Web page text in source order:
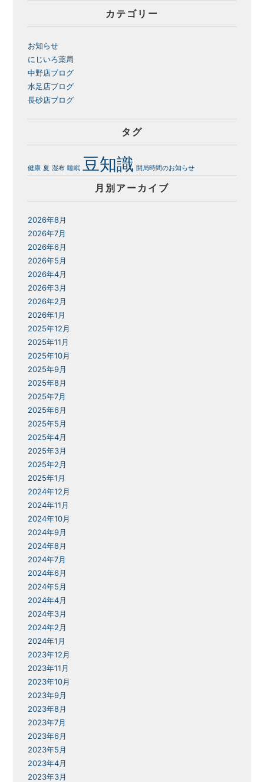
カテゴリー
お知らせ
にじいろ薬局
中野店ブログ
水足店ブログ
長砂店ブログ
タグ
健康 夏 湿布 睡眠 豆知識 開局時間のお知らせ
月別アーカイブ
2026年8月
2026年7月
2026年6月
2026年5月
2026年4月
2026年3月
2026年2月
2026年1月
2025年12月
2025年11月
2025年10月
2025年9月
2025年8月
2025年7月
2025年6月
2025年5月
2025年4月
2025年3月
2025年2月
2025年1月
2024年12月
2024年11月
2024年10月
2024年9月
2024年8月
2024年7月
2024年6月
2024年5月
2024年4月
2024年3月
2024年2月
2024年1月
2023年12月
2023年11月
2023年10月
2023年9月
2023年8月
2023年7月
2023年6月
2023年5月
2023年4月
2023年3月